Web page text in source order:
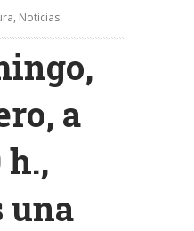
, Noticias
a
h.,
una